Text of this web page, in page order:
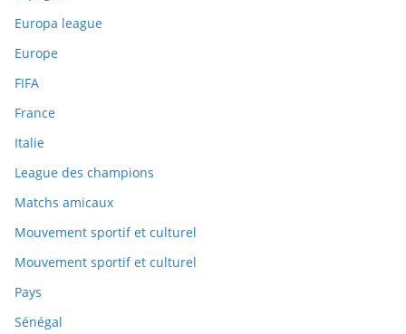
Europa league
Europe
FIFA
France
Italie
League des champions
Matchs amicaux
Mouvement sportif et culturel
Mouvement sportif et culturel
Pays
Sénégal